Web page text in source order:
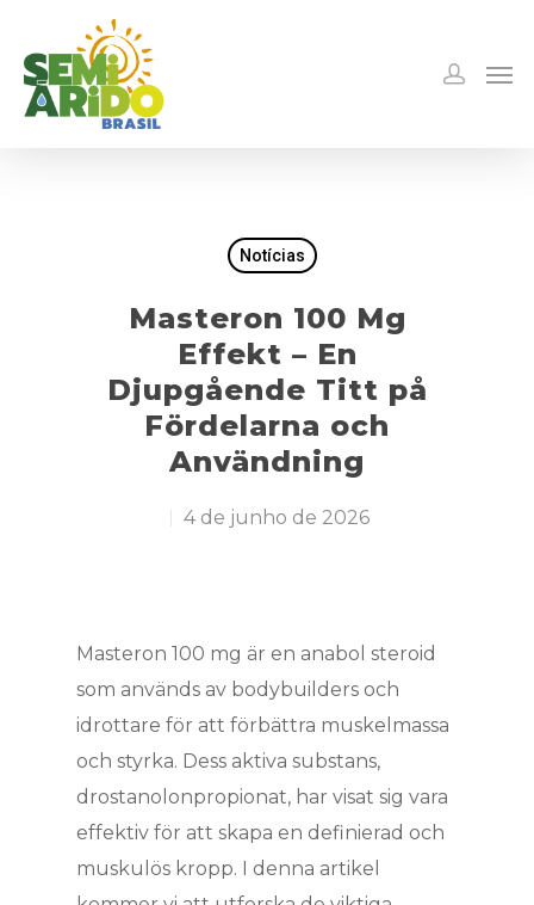
Notícias
Masteron 100 Mg
Effekt – En
Djupgående Titt på
Fördelarna och
Användning
4 de junho de 2026
Masteron 100 mg är en anabol steroid
som används av bodybuilders och
idrottare för att förbättra muskelmassa
och styrka. Dess aktiva substans,
drostanolonpropionat, har visat sig vara
effektiv för att skapa en definierad och
muskulös kropp. I denna artikel